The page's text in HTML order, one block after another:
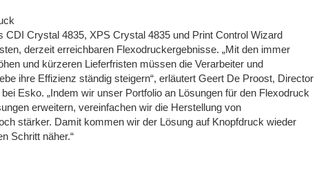
CDI Crystal 4835, XPS Crystal 4835 und Print Control Wizard
derzeit erreichbaren Flexodruckergebnisse. „Mit den immer
und kürzeren Lieferfristen müssen die Verarbeiter und
ihre Effizienz ständig steigern“, erläutert Geert De Proost, Director
Esko. „Indem wir unser Portfolio an Lösungen für den Flexodruck
erweitern, vereinfachen wir die Herstellung von
stärker. Damit kommen wir der Lösung auf Knopfdruck wieder
Schritt näher.“